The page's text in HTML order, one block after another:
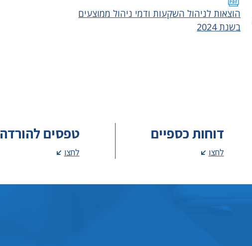
הוצאות לניהול השקעות ודמי ניהול ממוצעים
בשנת 2024
דוחות כספיים
לחצו
טפסים להורדה
לחצו